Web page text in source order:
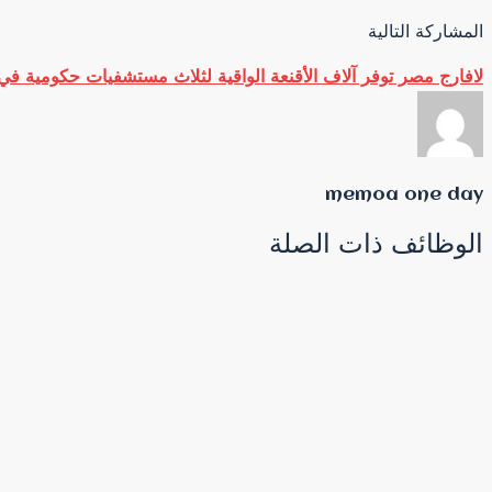
المشاركة التالية
لافارج مصر توفر آلاف الأقنعة الواقية لثلاث مستشفيات حكومية في
memoa one day
الوظائف ذات الصلة